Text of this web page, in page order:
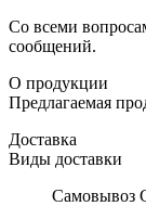
Со всеми
сообщений.
О продукции
Предлагаемая
Доставка
Виды доставки
Самовывоз